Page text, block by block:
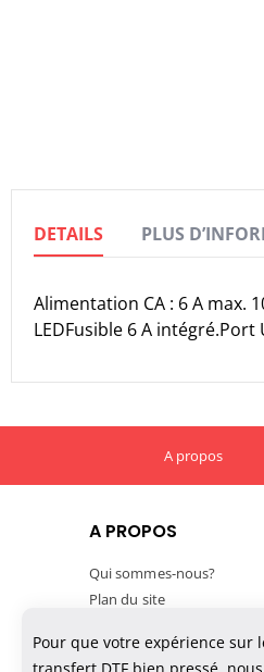
DETAILS
Alimentation CA : 6 A max.
LEDFusible 6 A
PLUS
A propos
A PROPOS
Qui sommes-nous?
Plan du site
Conditions générales de
Pour que votre expérience sur